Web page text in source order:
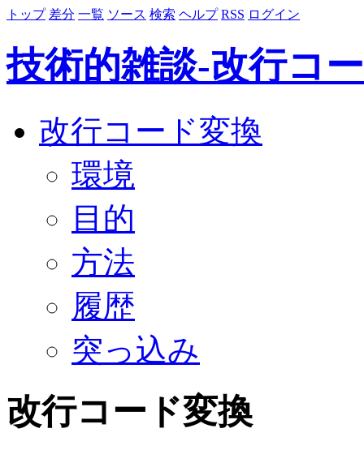
トップ 差分 一覧 ソース 検索 ヘルプ RSS ログイン
技術的雑談-改行コ
改行コード変換
環境
目的
方法
履歴
突っ込み
改行コード変換